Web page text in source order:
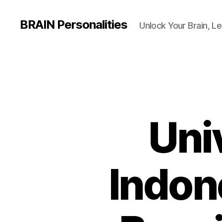
BRAIN Personalities Unlock Your Brain,